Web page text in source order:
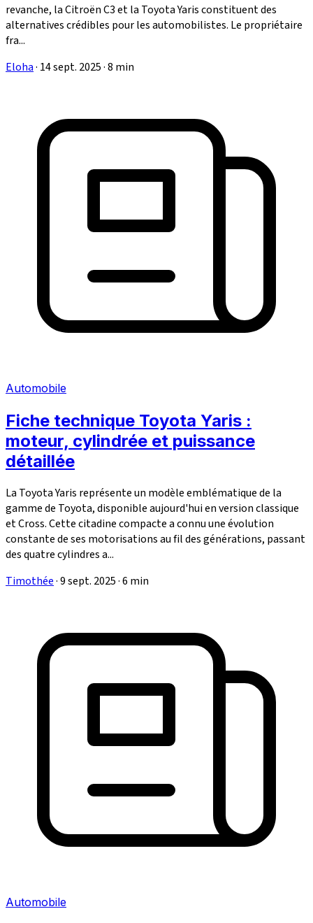
revanche, la Citroën C3 et la Toyota Yaris constituent des
alternatives crédibles pour les automobilistes. Le propriétaire
fra...
Eloha· 14 sept. 2025·8 min
Automobile
Fiche technique Toyota Yaris :
moteur, cylindrée et puissance
détaillée
La Toyota Yaris représente un modèle emblématique de la
gamme de Toyota, disponible aujourd'hui en version classique
et Cross. Cette citadine compacte a connu une évolution
constante de ses motorisations au fil des générations, passant
des quatre cylindres a...
Timothée·9 sept. 2025·6 min
Automobile